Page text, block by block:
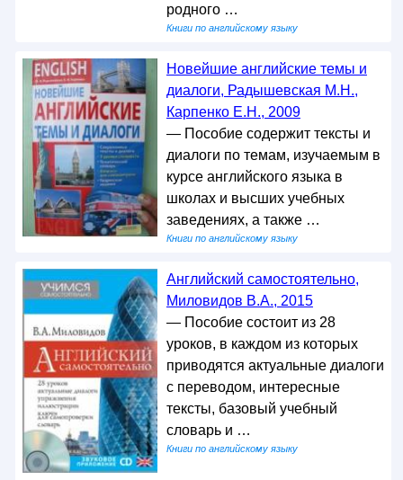
родного …
Книги по английскому языку
Новейшие английские темы и
диалоги, Радышевская М.Н.,
Карпенко Е.Н., 2009
— Пособие содержит тексты и
диалоги по темам, изучаемым в
курсе английского языка в
школах и высших учебных
заведениях, а также …
Книги по английскому языку
Английский самостоятельно,
Миловидов В.А., 2015
— Пособие состоит из 28
уроков, в каждом из которых
приводятся актуальные диалоги
с переводом, интересные
тексты, базовый учебный
словарь и …
Книги по английскому языку